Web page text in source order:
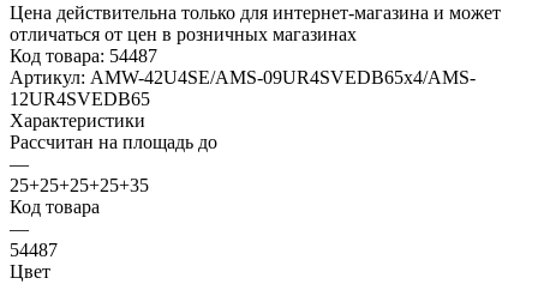
Цена действительна только для интернет-магазина и может
отличаться от цен в розничных магазинах
Код товара: 54487
Артикул: AMW-42U4SE/AMS-09UR4SVEDB65x4/AMS-
12UR4SVEDB65
Характеристики
Рассчитан на площадь до
—
25+25+25+25+35
Код товара
—
54487
Цвет